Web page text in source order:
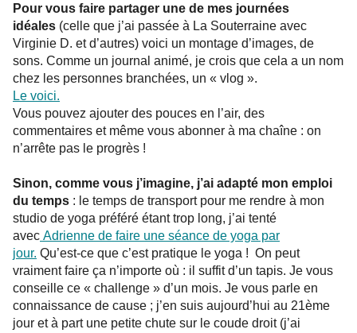
Pour vous faire partager une de mes journées
idéales (celle que j’ai passée à La Souterraine avec
Virginie D. et d’autres) voici un montage d’images, de
sons. Comme un journal animé, je crois que cela a un nom
chez les personnes branchées, un « vlog ».
Le voici.
Vous pouvez ajouter des pouces en l’air, des
commentaires et même vous abonner à ma chaîne : on
n’arrête pas le progrès !
Sinon, comme vous j’imagine, j’ai adapté mon emploi
du temps : le temps de transport pour me rendre à mon
studio de yoga préféré étant trop long, j’ai tenté
avec Adrienne de faire une séance de yoga par
jour. Qu’est-ce que c’est pratique le yoga ! On peut
vraiment faire ça n’importe où : il suffit d’un tapis. Je vous
conseille ce « challenge » d’un mois. Je vous parle en
connaissance de cause ; j’en suis aujourd’hui au 21ème
jour et à part une petite chute sur le coude droit (j’ai